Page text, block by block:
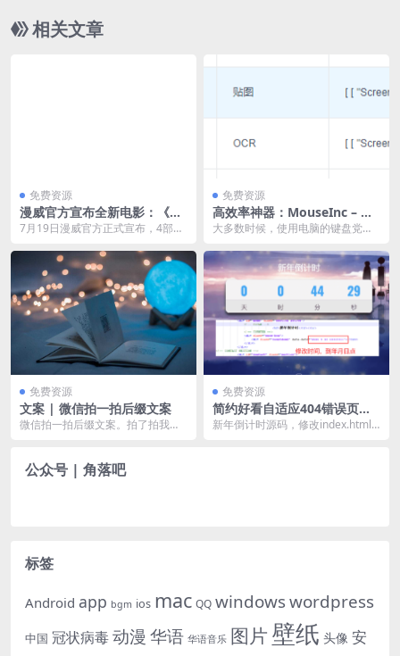
相关文章
免费资源
漫威官方宣布全新电影：《雷
神4》《蚁人3》《蜘蛛侠3》
7月19日漫威官方正式宣布，4部漫
克里斯海姆斯沃...
免费资源
高效率神器：MouseInc – 免
费好用的全局鼠标手势增强工
大多数时候，使用电脑的键盘党高
率，但除了快捷键以外...
免费资源
文案 | 微信拍一拍后缀文案
微信拍一拍后缀文案。拍了拍我的
免费资源
简约好看自适应404错误页面
源码
新年倒计时源码，修改index.html
公众号 | 角落吧
标签
Android app bgm ios mac QQ windowswordpress
中国 冠状病毒动漫 华语 华语音乐 图片 壁纸 头像 安